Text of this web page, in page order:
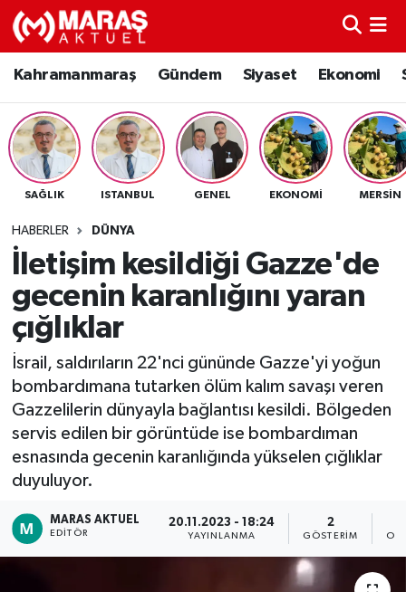
Kahramanmaraş Gündem Siyaset Ekonomi
SAĞLIK ISTANBUL GENEL EKONOMI MERSIN
HABERLER DÜNYA
İletişim kesildiği Gazze'de
gecenin karanlığını yaran
çığlıklar
İsrail, saldırıların 22'nci gününde Gazze'yi yoğun
bombardımana tutarken ölüm kalım savaşı veren
Gazzelilerin dünyayla bağlantısı kesildi. Bölgeden
servis edilen bir görüntüde ise bombardıman
esnasında gecenin karanlığında yükselen çığlıklar
duyuluyor.
MARAS AKTUEL
EDITÖR
20.11.2023 - 18:24
YAYINLANMA
2
GÖSTERIM
Kahramanmaraş
Gündem
Siyaset
Spor
Sağlık
Teknoloji
Eğitim
Dünya
Kültür Sanat
Nöbetçi Eczaneler
Hava Durumu
Namaz Vakitleri
TFF 3.Lig 4.Grup Puan Durumu ve Fikstür
Tüm Manşetler
Son Dakika Haberleri
Haber Arşivi